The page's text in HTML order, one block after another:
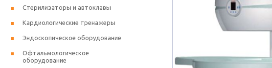
Стерилизаторы и автоклавы
Кардиологические тренажеры
Эндоскопическое оборудование
Офтальмологическое
оборудование